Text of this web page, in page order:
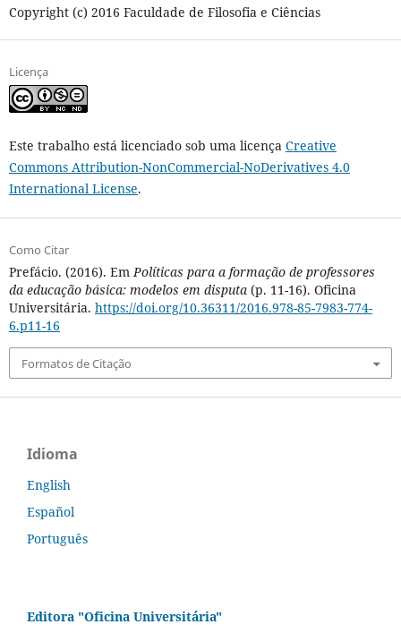
Copyright (c) 2016 Faculdade de Filosofia e Ciências
Licença
Este trabalho está licenciado sob uma licença Creative
Commons Attribution-NonCommercial-NoDerivatives 4.0
International License.
Como Citar
Prefácio. (2016). EmPolíticas para a formação de professores
da educação básica: modelos em disputa(p. 11-16). Oficina
Universitária. https://doi.org/10.36311/2016.978-85-7983-774-
6.p11-16
Formatos de Citação
Idioma
English
Español
Português
Editora "Oficina Universitária"